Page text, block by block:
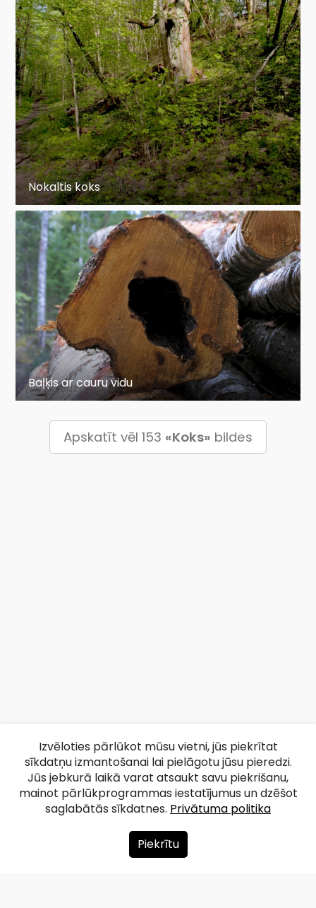
Nokaltis koks
Baļķis ar cauru vidu
Apskatīt vēl 153 «Koks» bildes
Par mums
Izvēloties pārlūkot mūsu vietni, jūs piekrītat
sīkdatņu izmantošanai lai pielāgotu jūsu pieredzi.
Jūs jebkurā laikā varat atsaukt savu piekrišanu,
mainot pārlūkprogrammas iestatījumus un dzēšot
saglabātās sīkdatnes. Privātuma politika
Piekrītu